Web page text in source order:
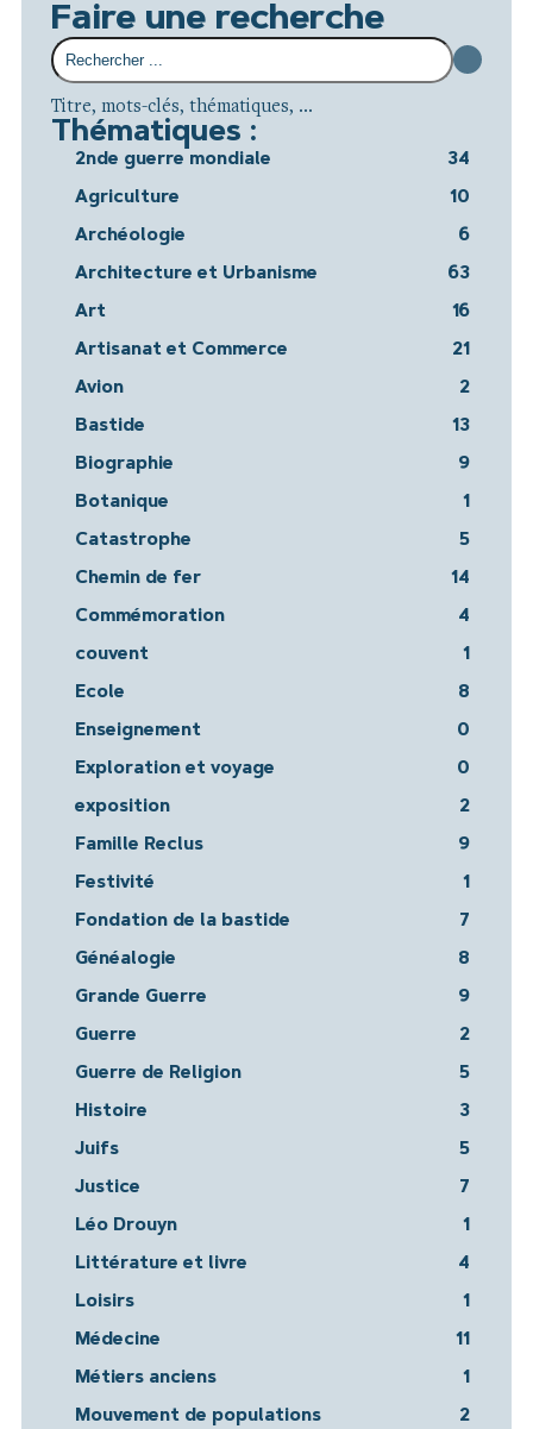
Faire une recherche
Titre, mots-clés, thématiques, ...
Thématiques :
2nde guerre mondiale 34
Agriculture 10
Archéologie 6
Architecture et Urbanisme 63
Art 16
Artisanat et Commerce 21
Avion 2
Bastide 13
Biographie 9
Botanique 1
Catastrophe 5
Chemin de fer 14
Commémoration 4
couvent 1
Ecole 8
Enseignement 0
Exploration et voyage 0
exposition 2
Famille Reclus 9
Festivité 1
Fondation de la bastide 7
Généalogie 8
Grande Guerre 9
Guerre 2
Guerre de Religion 5
Histoire 3
Juifs 5
Justice 7
Léo Drouyn 1
Littérature et livre 4
Loisirs 1
Médecine 11
Métiers anciens 1
Mouvement de populations 2